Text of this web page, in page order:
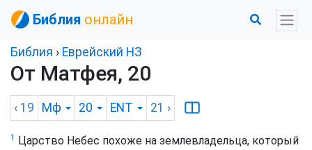
Библия онлайн
Библия › Еврейский НЗ
От Матфея, 20
‹ 19 Мф 20 ENT 21 ›
1
Царство Небес похоже на землевладельца, который